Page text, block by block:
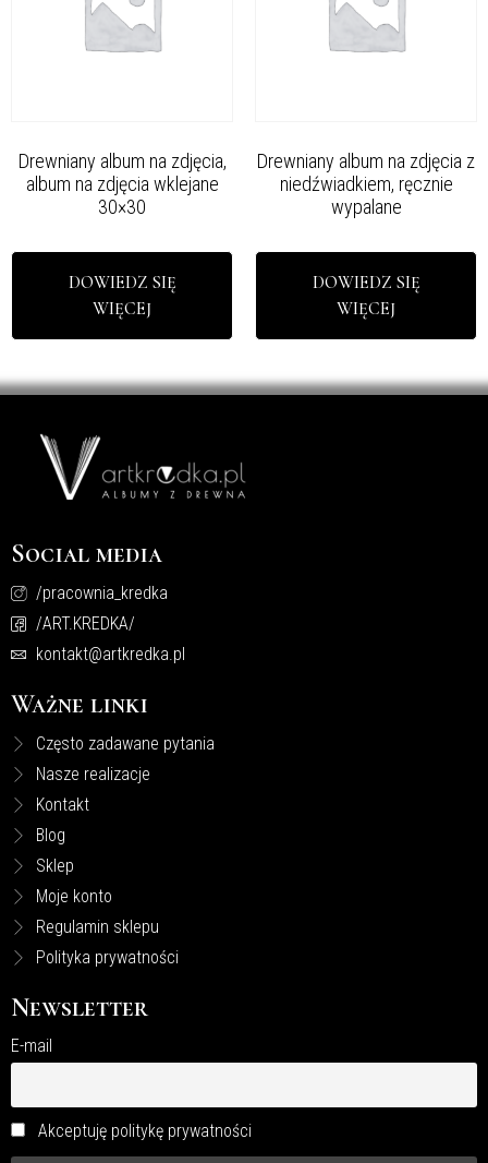
Drewniany album na zdjęcia,
album na zdjęcia wklejane
30×30
DOWIEDZ SIĘ
WIĘCEJ
Drewniany album na zdjęcia z
niedźwiadkiem, ręcznie
wypalane
DOWIEDZ SIĘ
WIĘCEJ
Social media
/pracownia_kredka
/ART.KREDKA/
kontakt@artkredka.pl
Ważne linki
Często zadawane pytania
Nasze realizacje
Kontakt
Blog
Sklep
Moje konto
Regulamin sklepu
Polityka prywatności
Newsletter
E-mail
Akceptuję politykę prywatności